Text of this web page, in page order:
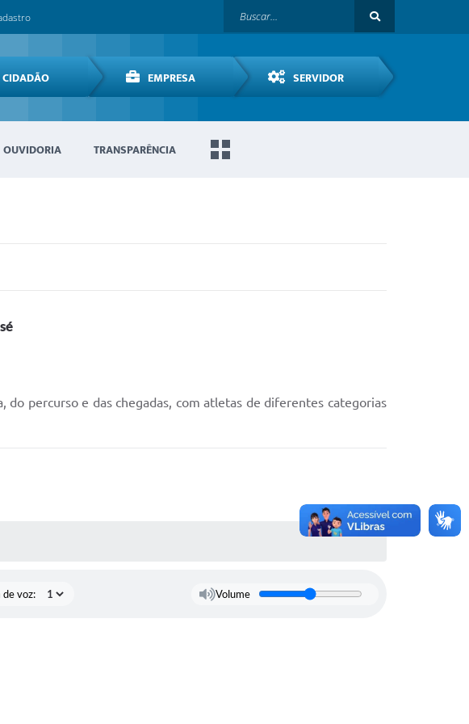
CIDADÃO EMPRESA SERVIDOR
OUVIDORIA TRANSPARÊNCIA
percurso e das chegadas, com atletas de diferentes categorias
de voz: Volume